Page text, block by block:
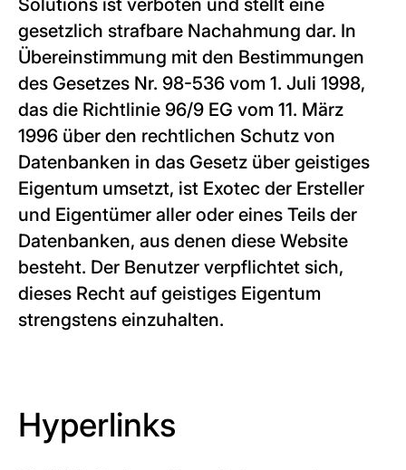
Solutions ist verboten und stellt eine
gesetzlich strafbare Nachahmung dar. In
Übereinstimmung mit den Bestimmungen
des Gesetzes Nr. 98-536 vom 1. Juli 1998,
das die Richtlinie 96/9 EG vom 11. März
1996 über den rechtlichen Schutz von
Datenbanken in das Gesetz über geistiges
Eigentum umsetzt, ist Exotec der Ersteller
und Eigentümer aller oder eines Teils der
Datenbanken, aus denen diese Website
besteht. Der Benutzer verpflichtet sich,
dieses Recht auf geistiges Eigentum
strengstens einzuhalten.
Hyperlinks